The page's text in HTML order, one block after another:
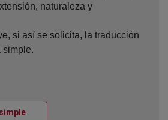
naturaleza y
si así se solicita, la traducción
simple.
Ventana nueva